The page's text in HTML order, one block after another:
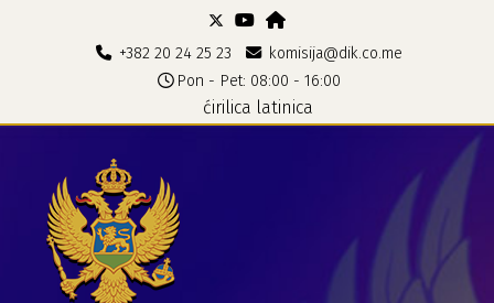
+382 20 24 25 23
komisija@dik.co.me
Pon - Pet: 08:00 - 16:00
ćirilica latinica